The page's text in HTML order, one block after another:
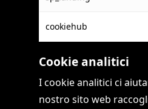
cookiehub
Cookie analitici
I cookie analitici ci
nostro sito web